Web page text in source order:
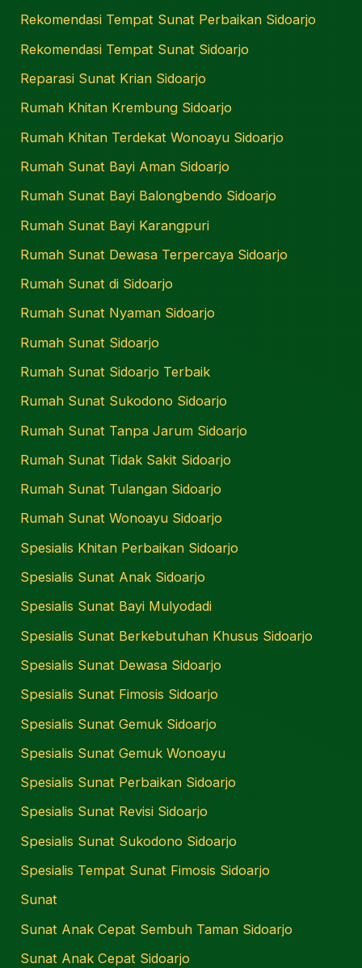
Rekomendasi Tempat Sunat Perbaikan Sidoarjo
Rekomendasi Tempat Sunat Sidoarjo
Reparasi Sunat Krian Sidoarjo
Rumah Khitan Krembung Sidoarjo
Rumah Khitan Terdekat Wonoayu Sidoarjo
Rumah Sunat Bayi Aman Sidoarjo
Rumah Sunat Bayi Balongbendo Sidoarjo
Rumah Sunat Bayi Karangpuri
Rumah Sunat Dewasa Terpercaya Sidoarjo
Rumah Sunat di Sidoarjo
Rumah Sunat Nyaman Sidoarjo
Rumah Sunat Sidoarjo
Rumah Sunat Sidoarjo Terbaik
Rumah Sunat Sukodono Sidoarjo
Rumah Sunat Tanpa Jarum Sidoarjo
Rumah Sunat Tidak Sakit Sidoarjo
Rumah Sunat Tulangan Sidoarjo
Rumah Sunat Wonoayu Sidoarjo
Spesialis Khitan Perbaikan Sidoarjo
Spesialis Sunat Anak Sidoarjo
Spesialis Sunat Bayi Mulyodadi
Spesialis Sunat Berkebutuhan Khusus Sidoarjo
Spesialis Sunat Dewasa Sidoarjo
Spesialis Sunat Fimosis Sidoarjo
Spesialis Sunat Gemuk Sidoarjo
Spesialis Sunat Gemuk Wonoayu
Spesialis Sunat Perbaikan Sidoarjo
Spesialis Sunat Revisi Sidoarjo
Spesialis Sunat Sukodono Sidoarjo
Spesialis Tempat Sunat Fimosis Sidoarjo
Sunat
Sunat Anak Cepat Sembuh Taman Sidoarjo
Sunat Anak Cepat Sidoarjo